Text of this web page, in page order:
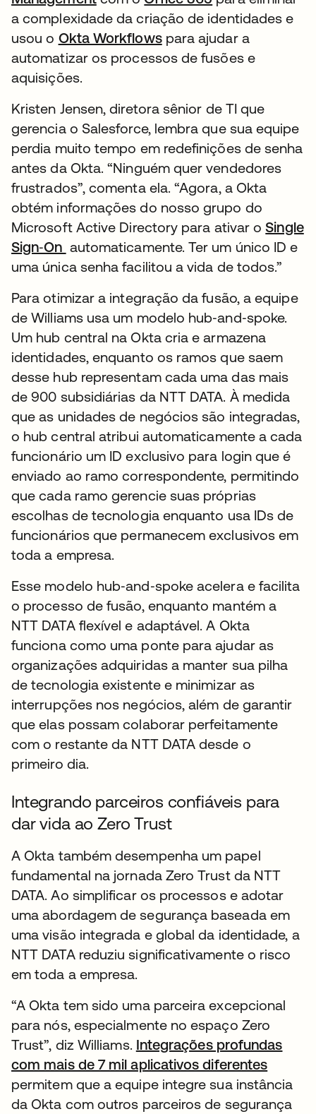
a complexidade da criação de identidades e
usou o Okta Workflowspara ajudar a
automatizar os processos de fusões e
aquisições.
Kristen Jensen, diretora sênior de TI que
gerencia o Salesforce, lembra que sua equipe
perdia muito tempo em redefinições de senha
antes da Okta. “Ninguém quer vendedores
frustrados”, comenta ela. “Agora, a Okta
obtém informações do nosso grupo do
Microsoft Active Directory para ativar oSingle
Sign‑On automaticamente. Ter um único ID e
uma única senha facilitou a vida de todos.”
Para otimizar a integração da fusão, a equipe
de Williams usa um modelo hub‑and‑spoke.
Um hub central na Okta cria e armazena
identidades, enquanto os ramos que saem
desse hub representam cada uma das mais
de 900 subsidiárias da NTT DATA. À medida
que as unidades de negócios são integradas,
o hub central atribui automaticamente a cada
funcionário um ID exclusivo para login que é
enviado ao ramo correspondente, permitindo
que cada ramo gerencie suas próprias
escolhas de tecnologia enquanto usa IDs de
funcionários que permanecem exclusivos em
toda a empresa.
Esse modelo hub‑and‑spoke acelera e facilita
o processo de fusão, enquanto mantém a
NTT DATA flexível e adaptável. A Okta
funciona como uma ponte para ajudar as
organizações adquiridas a manter sua pilha
de tecnologia existente e minimizar as
interrupções nos negócios, além de garantir
que elas possam colaborar perfeitamente
com o restante da NTT DATA desde o
primeiro dia.
Integrando parceiros confiáveis para
dar vida ao Zero Trust
A Okta também desempenha um papel
fundamental na jornada Zero Trust da NTT
DATA. Ao simplificar os processos e adotar
uma abordagem de segurança baseada em
uma visão integrada e global da identidade, a
NTT DATA reduziu significativamente o risco
em toda a empresa.
“A Okta tem sido uma parceira excepcional
para nós, especialmente no espaço Zero
Trust”, diz Williams. Integrações profundas
com mais de 7 mil aplicativos diferentes
permitem que a equipe integre sua instância
da Okta com outros parceiros de segurança